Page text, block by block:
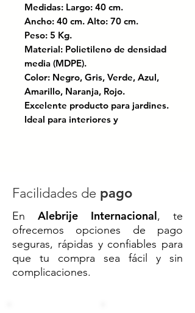
Medidas: Largo: 40 cm.
Ancho: 40 cm. Alto: 70 cm.
Peso: 5 Kg.
Material: Polietileno de densidad
media (MDPE).
Color: Negro, Gris, Verde, Azul,
Amarillo, Naranja, Rojo.
Excelente producto para jardines.
Ideal para interiores y
9001:2015.
Estilo sofisticado que realza
interiores, terrazas o jardines.
Ideal para plantas medianas y
arreglos decorativos de impacto.
Fabricada en polietileno durable,
Facilidades de pago
En Alebrije Internacional, te
ofrecemos opciones de pago
seguras, rápidas y confiables para
que tu compra sea fácil y sin
complicaciones.